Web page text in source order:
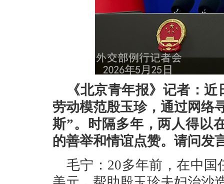
《北京青年报》记者：
劳动模范殷玉珍，通过网络
斯”。时隔多年，两人得以
的善举和情谊点赞。请问发
毛宁：20多年前，在中国